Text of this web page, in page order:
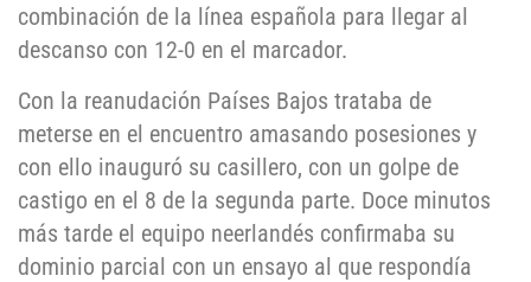
combinación de la línea española para llegar al
descanso con 12-0 en el marcador.
Con la reanudación Países Bajos trataba de
meterse en el encuentro amasando posesiones y
con ello inauguró su casillero, con un golpe de
castigo en el 8 de la segunda parte. Doce minutos
más tarde el equipo neerlandés confirmaba su
dominio parcial con un ensayo al que respondía